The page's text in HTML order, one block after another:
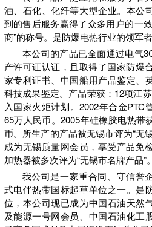
油、石化、化纤等大型企业。本公
到的售后服务赢得了众多用户的一
商”的称号。是防爆电热行业的领军者
本公司的产品已全面通过电气
产许可证认证，且取得了国家防爆
家专利证书、中国船用产品鉴定、
科技成果鉴定。产品荣获：12项江
入国家火炬计划。2002年合金PTC
65万人民币。2005年硅橡胶电热带
币。所生产的产品被无锡市评为“无
成为无锡质量网会员，享受产品免
加热器被多次评为“无锡市名牌产品”。
我公司是一家重合同、守信誉
式电伴热带国标起草单位之一。是
位，本公司现已成为中国石油天然
及能源一号网会员、中国石油化工